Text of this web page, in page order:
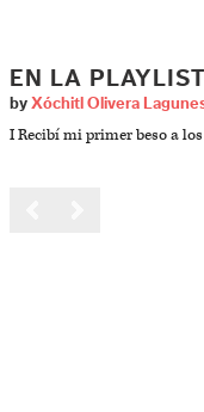
EN LA
by Xóchitl Olivera
I Recibí mi primer beso a